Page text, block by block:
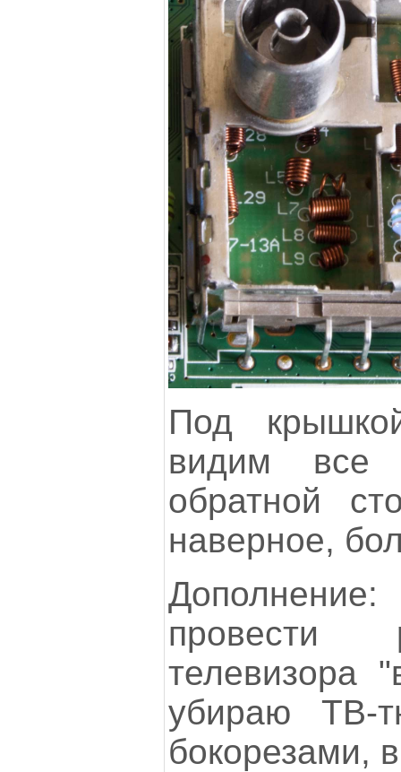
Под
видим
обратной
наверное,
провести
телевизора
убираю ТВ-
бокорезами,